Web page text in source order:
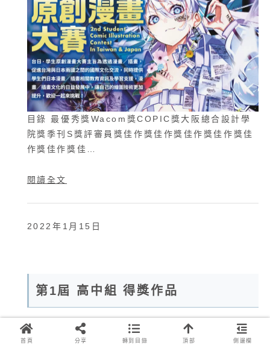
目錄 最優秀獎Wacom獎COPIC獎大阪總合設計學
院獎季刊S獎評審員獎佳作獎佳作獎佳作獎佳作獎佳
作獎佳作獎佳…
閱讀全文
2022年1月15日
第1屆 高中組 得獎作品
目錄 最優秀獎Wacom獎COPIC獎大阪總合設計學
首頁 分享 轉到目錄 頂部 側邊欄